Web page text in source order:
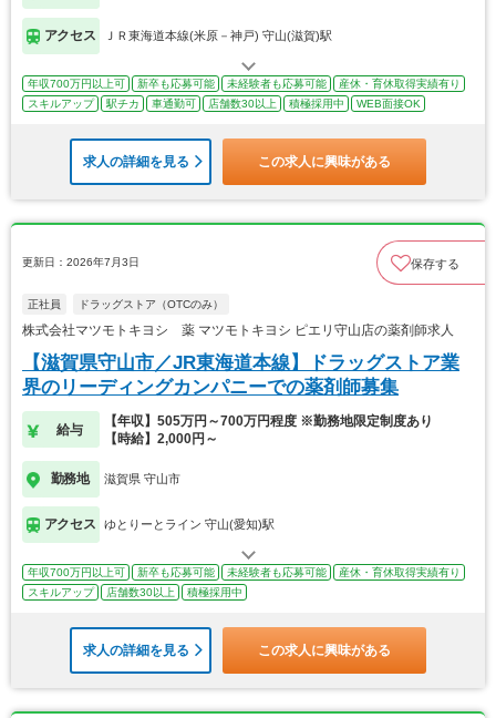
アクセス ＪＲ東海道本線(米原－神戸) 守山(滋賀)駅
年収700万円以上可 新卒も応募可能 未経験者も応募可能
産休・育休取得実績有り
スキルアップ
駅チカ 車通勤可 店舗数30以上 積極採用中 WEB面接OK
求人の詳細を見る この求人に興味がある
更新日：2026年7月3日 保存する
正社員 ドラッグストア（OTCのみ）
株式会社マツモトキヨシ 薬 マツモトキヨシ ピエリ守山店の薬剤師求人
【滋賀県守山市／JR東海道本線】ドラッグストア業
界のリーディングカンパニーでの薬剤師募集
給与
【年収】505万円～700万円程度 ※勤務地限定制度あり
【時給】2,000円～
勤務地 滋賀県 守山市
アクセス ゆとりーとライン 守山(愛知)駅
年収700万円以上可 新卒も応募可能 未経験者も応募可能
産休・育休取得実績有り
スキルアップ
店舗数30以上 積極採用中
求人の詳細を見る この求人に興味がある